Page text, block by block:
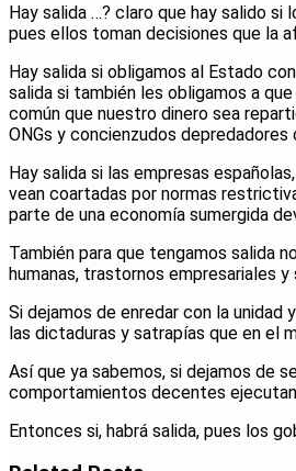
Hay salida …? claro que hay salido
pues ellos toman decisiones que la
Hay salida si obligamos al Estado
salida si también les obligamos a
común que nuestro dinero sea
ONGs y concienzudos
Hay salida si las empresas
vean coartadas por normas
parte de una economía sumergida
También para que tengamos salida
humanas, trastornos empresariales
Si dejamos de enredar con la
las dictaduras y satrapías que en el
Así que ya sabemos, si dejamos de
comportamientos decentes
Entonces si, habrá salida, pues los